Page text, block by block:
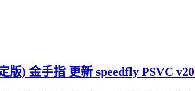
) 金手指 更新 speedfly PSVC